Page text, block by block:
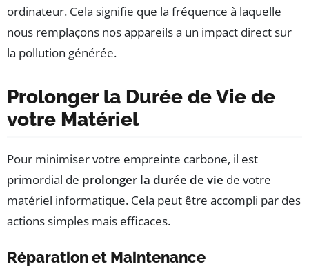
ordinateur. Cela signifie que la fréquence à laquelle
nous remplaçons nos appareils a un impact direct sur
la pollution générée.
Prolonger la Durée de Vie de
votre Matériel
Pour minimiser votre empreinte carbone, il est
primordial de prolonger la durée de vie de votre
matériel informatique. Cela peut être accompli par des
actions simples mais efficaces.
Réparation et Maintenance